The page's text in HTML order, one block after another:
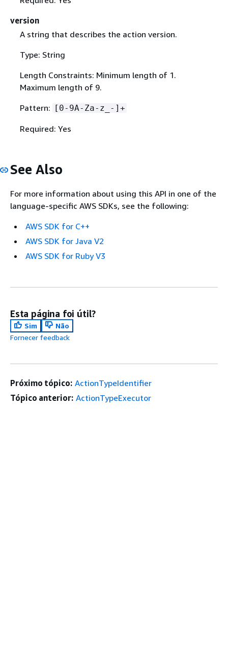
version
A string that describes the action version.
Type: String
Length Constraints: Minimum length of 1.
Maximum length of 9.
Pattern: [0-9A-Za-z_-]+
Required: Yes
See Also
For more information about using this API in one of the
language-specific AWS SDKs, see the following:
AWS SDK for C++
AWS SDK for Java V2
AWS SDK for Ruby V3
Esta página foi útil?
Sim
Não
Fornecer feedback
Próximo tópico: ActionTypeIdentifier
Tópico anterior: ActionTypeExecutor